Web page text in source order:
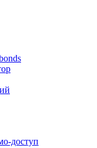
доступ